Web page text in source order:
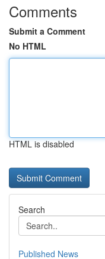
Comments
Submit a Comment
No HTML
HTML is disabled
Search
Published News